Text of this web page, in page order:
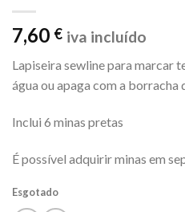
7,60 € iva incluído
Lapiseira sewline para marcar
água ou apaga com a borracha
Inclui 6 minas pretas
É possível adquirir minas em
Esgotado